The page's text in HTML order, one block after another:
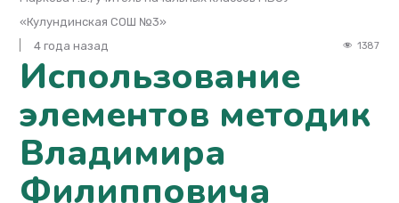
«Кулундинская СОШ №3»
4 года назад
1387
Использование
элементов методик
Владимира
Филипповича